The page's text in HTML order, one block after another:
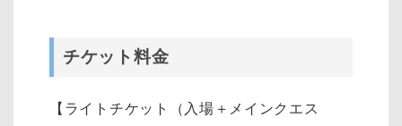
チケット料金
【ライトチケット（入場＋メインクエス